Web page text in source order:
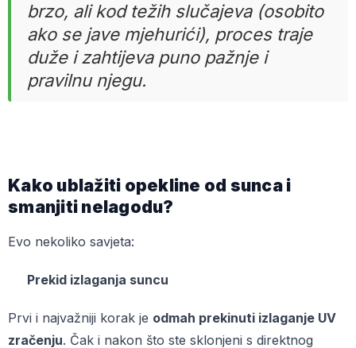
brzo, ali kod težih slučajeva (osobito
ako se jave mjehurići), proces traje
duže i zahtijeva puno pažnje i
pravilnu njegu.
Kako ublažiti opekline od sunca i
smanjiti nelagodu?
Evo nekoliko savjeta:
Prekid izlaganja suncu
Prvi i najvažniji korak je odmah prekinuti izlaganje UV
zračenju. Čak i nakon što ste sklonjeni s direktnog